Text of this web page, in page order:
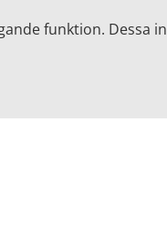
funktion. Dessa